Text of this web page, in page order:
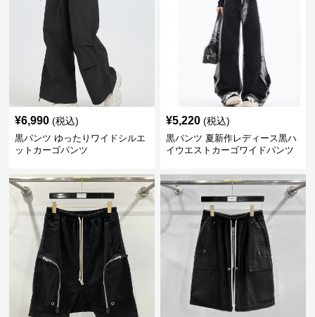
¥6,990 (税込)
黒パンツ ゆったりワイドシルエ
ットカーゴパンツ
¥5,220 (税込)
黒パンツ 夏新作レディース黒ハ
イウエストカーゴワイドパンツ